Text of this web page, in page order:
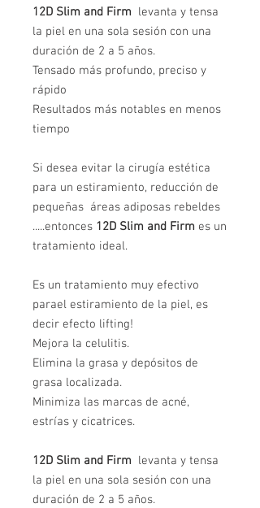
12D Slim and Firm levanta y tensa
la piel en una sola sesión con una
duración de 2 a 5 años.
Tensado más profundo, preciso y
rápido
Resultados más notables en menos
tiempo
Si desea evitar la cirugía estética
para un estiramiento, reducción de
pequeñas áreas adiposas rebeldes
.....entonces 12D Slim and Firm es un
tratamiento ideal.
Es un tratamiento muy efectivo
parael estiramiento de la piel, es
decir efecto lifting!
Mejora la celulitis.
Elimina la grasa y depósitos de
grasa localizada.
Minimiza las marcas de acné,
estrías y cicatrices.
12D Slim and Firm levanta y tensa
la piel en una sola sesión con una
duración de 2 a 5 años.